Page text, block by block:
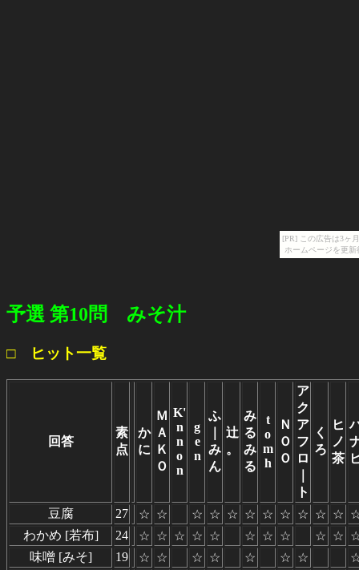
[PR] この広告は3ヶ
ホームページを更
予選 第10問 みそ汁
□ ヒット一覧
回答
素
点
か
に
Ｍ
Ａ
Ｋ
Ｏ
K'
n
n
o
n
g
e
n
ふ
み
ん
辻
。
み
る
み
る
t
o
m
h
Ｎ
Ｏ
Ｏ
ア
ク
ア
フ
ロ
ト
く
ろ
ヒ
ノ
茶
豆腐 27 ☆ ☆ ☆ ☆ ☆ ☆ ☆ ☆ ☆ ☆ ☆
わかめ [若布]
24 ☆ ☆ ☆ ☆ ☆ ☆ ☆ ☆ ☆ ☆
味噌 [みそ]
19 ☆ ☆ ☆ ☆ ☆ ☆ ☆